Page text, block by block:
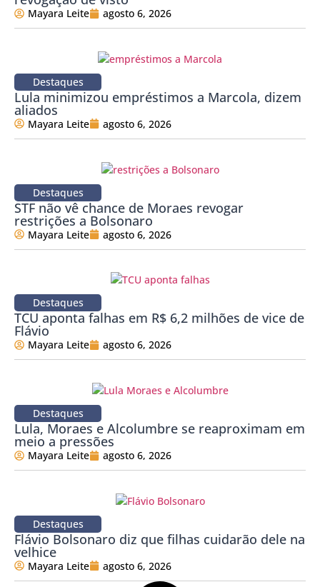
Mayara Leite agosto 6, 2026
Destaques
Lula minimizou empréstimos a Marcola, dizem
aliados
Mayara Leite agosto 6, 2026
Destaques
STF não vê chance de Moraes revogar
restrições a Bolsonaro
Mayara Leite agosto 6, 2026
Destaques
TCU aponta falhas em R$ 6,2 milhões de vice de
Flávio
Mayara Leite agosto 6, 2026
Destaques
Lula, Moraes e Alcolumbre se reaproximam em
meio a pressões
Mayara Leite agosto 6, 2026
Destaques
Flávio Bolsonaro diz que filhas cuidarão dele na
velhice
Mayara Leite agosto 6, 2026